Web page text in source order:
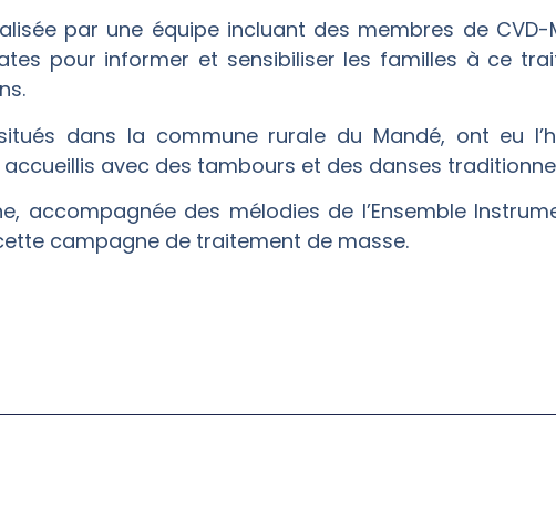
par une équipe incluant des membres de CVD-
pour informer et sensibiliser les familles à ce
dans la commune rurale du Mandé, ont eu
avec des tambours et des danses
accompagnée des mélodies de l’Ensemble
campagne de traitement de masse.